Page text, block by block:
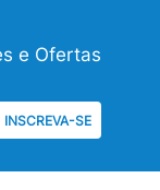
e Ofertas
INSCREVA-SE